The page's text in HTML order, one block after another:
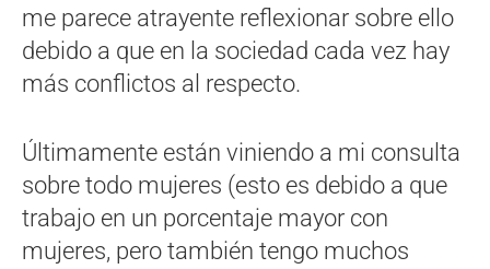
me parece atrayente reflexionar sobre ello
debido a que en la sociedad cada vez hay
más conflictos al respecto.
Últimamente están viniendo a mi consulta
sobre todo mujeres (esto es debido a que
trabajo en un porcentaje mayor con
mujeres, pero también tengo muchos